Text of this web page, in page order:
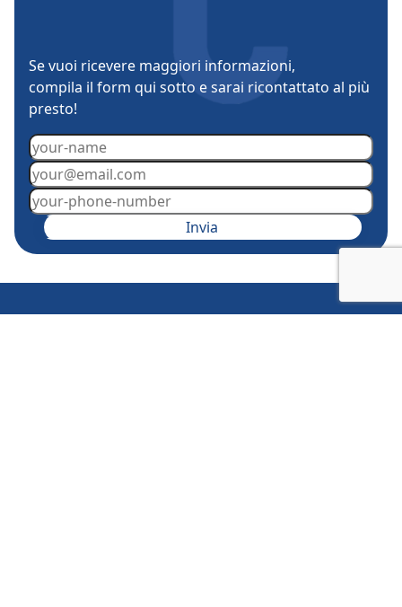
Se vuoi ricevere maggiori informazioni,
compila il form qui sotto e sarai ricontattato al più
presto!
Invia